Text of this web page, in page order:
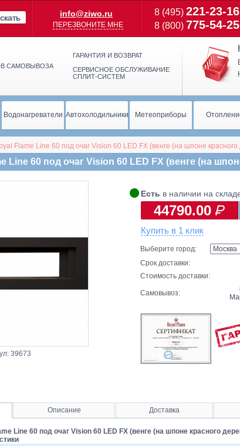
info@ziwo.ru
ПЕРЕЗВОНИТЕ МНЕ
8 (495) 221-23-16
8 (800) 775-54-25
САМОВЫВОЗА
ГАРАНТИЯ И ВОЗВРАТ
СЕРВИСНОЕ ОБСЛУЖИВАНИЕ
СПЛИТ-СИСТЕМ
Водонагреватели Автохолодильники Метеоприборы
Flame Line 60 под очаг Vision 60 LED FX (венге (на шпоне
Line 60 под очаг Vision 60 LED FX (венге (на
39673
🞄 Есть в наличии на
44790.00
Купить в 1 клик
Выберите город:
Срок доставки:
Стоимость доставки:
Самовывоз:
Описание Доставка
Line 60 под очаг Vision 60 LED FX (венге (на шпоне красного